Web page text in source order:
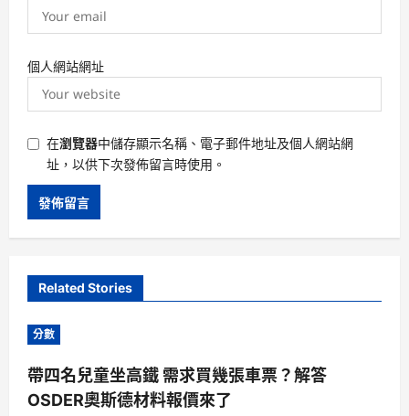
個人網站網址
在瀏覽器中儲存顯示名稱、電子郵件地址及個人網站網
址，以供下次發佈留言時使用。
Related Stories
分數
帶四名兒童坐高鐵 需求買幾張車票？解答
OSDER奧斯德材料報價來了